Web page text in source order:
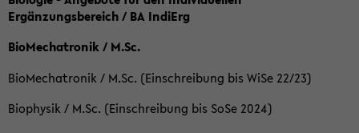
Ergänzungsbereich / BA IndiErg
BioMechatronik / M.Sc.
BioMechatronik / M.Sc. (Einschreibung bis WiSe 22/23)
Biophysik / M.Sc. (Einschreibung bis SoSe 2024)